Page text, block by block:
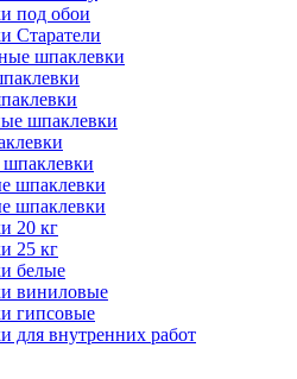
под обои
Старатели
шпаклевки
шпаклевки
шпаклевки
шпаклевки
20 кг
25 кг
белые
виниловые
гипсовые
для внутренних работ